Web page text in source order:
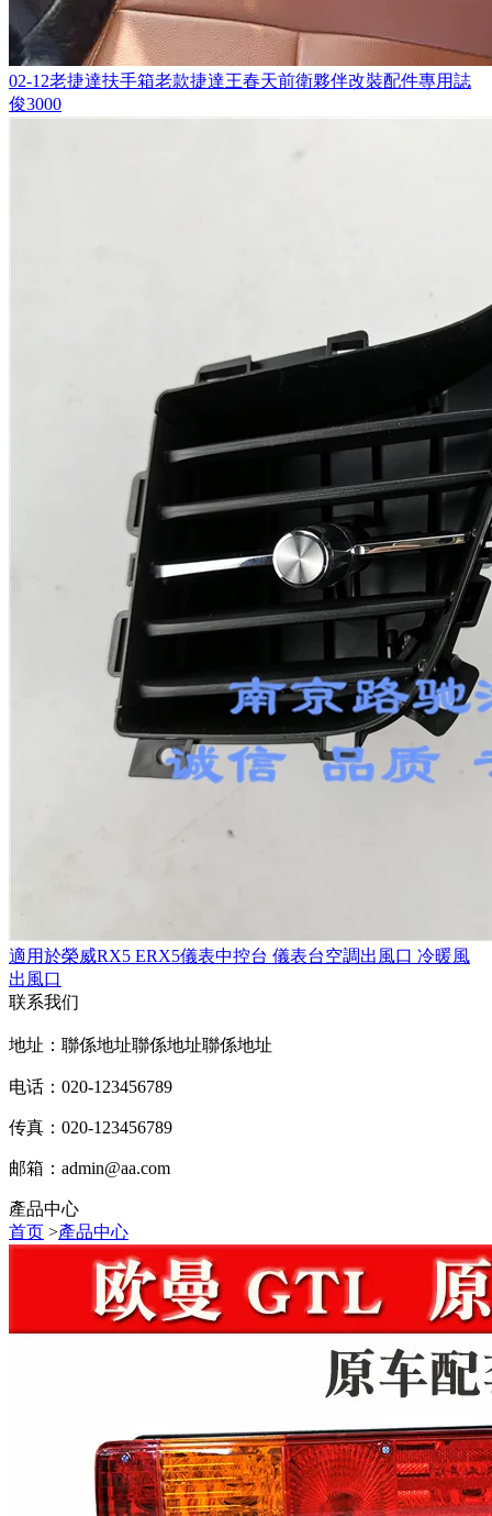
02-12老捷達扶手箱老款捷達王春天前衛夥伴改裝配件專用誌
俊3000
適用於榮威RX5 ERX5儀表中控台 儀表台空調出風口 冷暖風
出風口
联系我们
地址：聯係地址聯係地址聯係地址
电话：020-123456789
传真：020-123456789
邮箱： admin@aa.com
產品中心
首页 >產品中心